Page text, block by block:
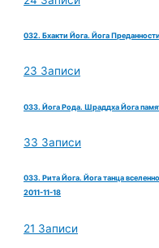
032. Бхакти Йога. Йога
23 Записи
033. Йога Рода. Шраддха Йога
33 Записи
033. Рита Йога. Йога танца
2011-11-18
21 Записи